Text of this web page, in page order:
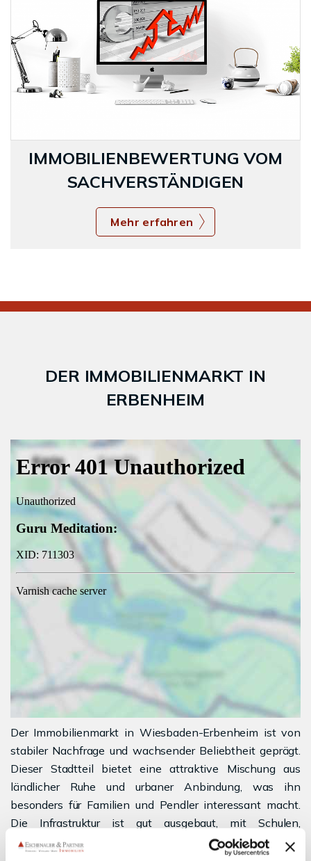
IMMOBILIENBEWERTUNG VOM
SACHVERSTÄNDIGEN
Mehr erfahren
DER IMMOBILIENMARKT IN
ERBENHEIM
Der Immobilienmarkt in Wiesbaden-Erbenheim ist von
stabiler Nachfrage und wachsender Beliebtheit geprägt.
Dieser Stadtteil bietet eine attraktive Mischung aus
ländlicher Ruhe und urbaner Anbindung, was ihn
besonders für Familien und Pendler interessant macht.
Die Infrastruktur ist gut ausgebaut, mit Schulen,
Einkaufsmöglichkeiten und Freizeitangeboten in der